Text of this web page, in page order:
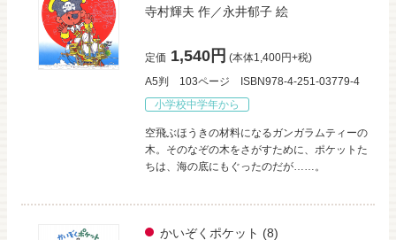
寺村輝夫 作／永井郁子 絵
定価 1,540円 (本体1,400円+税)
A5判
103ページ
ISBN978-4-251-03779-4
小学校中学年から
空飛ぶほうきの材料になるガンガラムティーの
木。そのなぞの木をさがすために、ポケットた
ちは、海の底にもぐったのだが……。
かいぞくポケット (8)